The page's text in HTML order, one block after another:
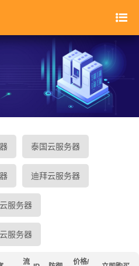
泰国云服务器
迪拜云服务器
服务器
服务器
流
价格/